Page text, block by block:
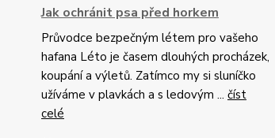
Jak ochránit psa před horkem
Průvodce bezpečným létem pro vašeho
hafana Léto je časem dlouhých procházek,
koupání a výletů. Zatímco my si sluníčko
užíváme v plavkách a s ledovým ... číst
celé